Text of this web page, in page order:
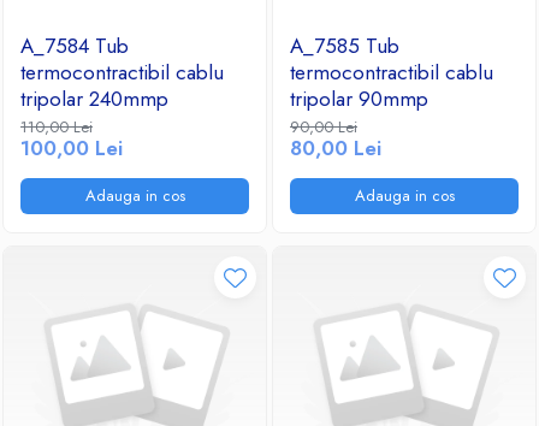
A_7584 Tub
termocontractibil cablu
tripolar 240mmp
110,00 Lei
100,00 Lei
Adauga in cos
A_7585 Tub
termocontractibil cablu
tripolar 90mmp
90,00 Lei
80,00 Lei
Adauga in cos